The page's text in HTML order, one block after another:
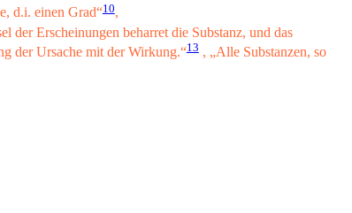
d.i. einen Grad“10,
der Erscheinungen beharret die Substanz, und das
der Ursache mit der Wirkung.“13, „Alle Substanzen, so